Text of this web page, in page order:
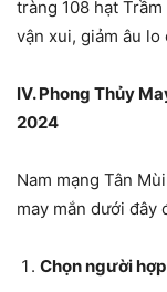
tràng 108 hạt
vận xui, giảm âu lo
IV. Phong Thủy
2024
Nam mạng Tân
may mắn dưới đây
Chọn người